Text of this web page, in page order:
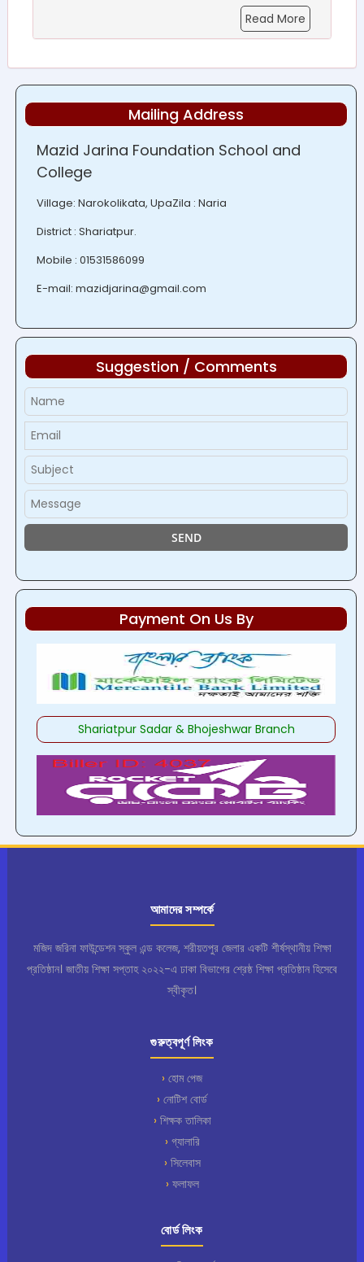
Read More
Mailing Address
Mazid Jarina Foundation School and
College
Village: Narokolikata, UpaZila : Naria
District : Shariatpur.
Mobile : 01531586099
E-mail: mazidjarina@gmail.com
Suggestion / Comments
Payment On Us By
Shariatpur Sadar & Bhojeshwar Branch
আমাদের সম্পর্কে
মজিদ জরিনা ফাউন্ডেশন স্কুল এন্ড কলেজ, শরীয়তপুর জেলার একটি শীর্ষস্থানীয় শিক্ষা
প্রতিষ্ঠান। জাতীয় শিক্ষা সপ্তাহ ২০২২-এ ঢাকা বিভাগের শ্রেষ্ঠ শিক্ষা প্রতিষ্ঠান হিসেবে
স্বীকৃত।
গুরুত্বপূর্ণ লিংক
হোম পেজ
নোটিশ বোর্ড
শিক্ষক তালিকা
গ্যালারি
সিলেবাস
ফলাফল
বোর্ড লিংক